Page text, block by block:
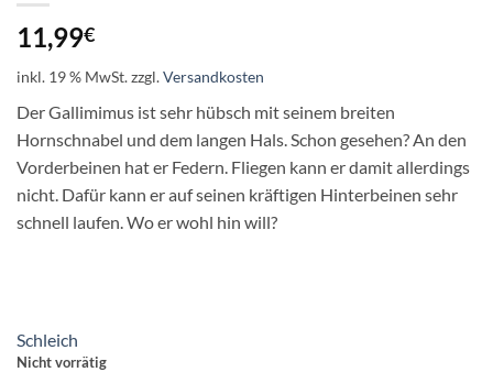
11,99€
inkl. 19 % MwSt.zzgl.Versandkosten
Der Gallimimus ist sehr hübsch mit seinem breiten
Hornschnabel und dem langen Hals. Schon gesehen? An den
Vorderbeinen hat er Federn. Fliegen kann er damit allerdings
nicht. Dafür kann er auf seinen kräftigen Hinterbeinen sehr
schnell laufen. Wo er wohl hin will?
Schleich
Nicht vorrätig